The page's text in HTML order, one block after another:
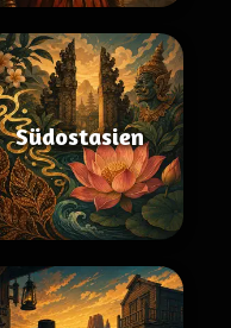
Südostasien